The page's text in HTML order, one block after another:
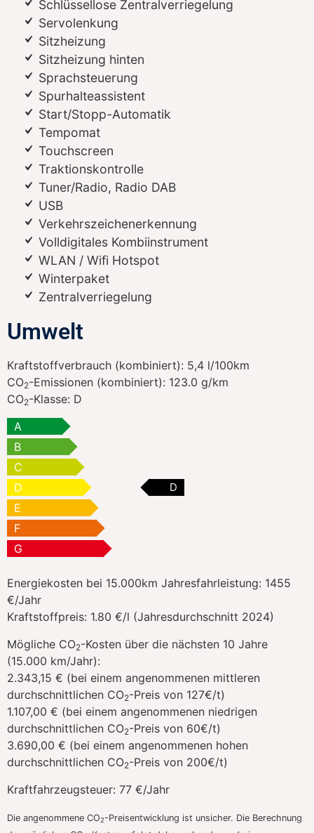
Schlüssellose Zentralverriegelung
Servolenkung
Sitzheizung
Sitzheizung hinten
Sprachsteuerung
Spurhalteassistent
Start/Stopp-Automatik
Tempomat
Touchscreen
Traktionskontrolle
Tuner/Radio, Radio DAB
USB
Verkehrszeichenerkennung
Volldigitales Kombiinstrument
WLAN / Wifi Hotspot
Winterpaket
Zentralverriegelung
Umwelt
Kraftstoffverbrauch (kombiniert): 5,4 l/100km
CO2-Emissionen (kombiniert): 123.0 g/km
CO2-Klasse: D
A
B
C
D
D
E
F
G
Energiekosten bei 15.000km Jahresfahrleistung: 1455
€/Jahr
Kraftstoffpreis: 1.80 €/l (Jahresdurchschnitt 2024)
Mögliche CO2-Kosten über die nächsten 10 Jahre
(15.000 km/Jahr):
2.343,15 € (bei einem angenommenen mittleren
durchschnittlichen CO2-Preis von 127€/t)
1.107,00 € (bei einem angenommenen niedrigen
durchschnittlichen CO2-Preis von 60€/t)
3.690,00 € (bei einem angenommenen hohen
durchschnittlichen CO2-Preis von 200€/t)
Kraftfahrzeugsteuer: 77 €/Jahr
Die angenommene CO2-Preisentwicklung ist unsicher. Die Berechnung